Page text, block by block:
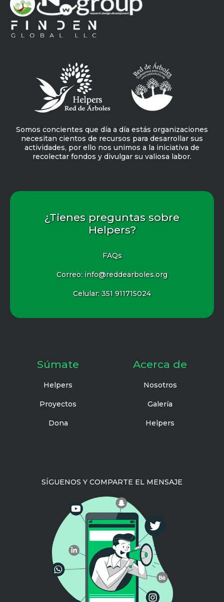
Somos concientes que día a día estás organizaciones
necesitan cientos de recursos para desarrollar sus
actividades, por ello nos unimos a la iniciativa de
recolectar fondos y divulgar su valiosa labor.
¿Tienes preguntas sobre
Helpers?
FAQs
Correo: info@reddearboles.org
Celular: 351 911715024
Súmate
Helpers
Proyectos
Dona
Acerca de
Nosotros
Galería
Helpers
SÍGUENOS Y COMPARTE EL MENSAJE